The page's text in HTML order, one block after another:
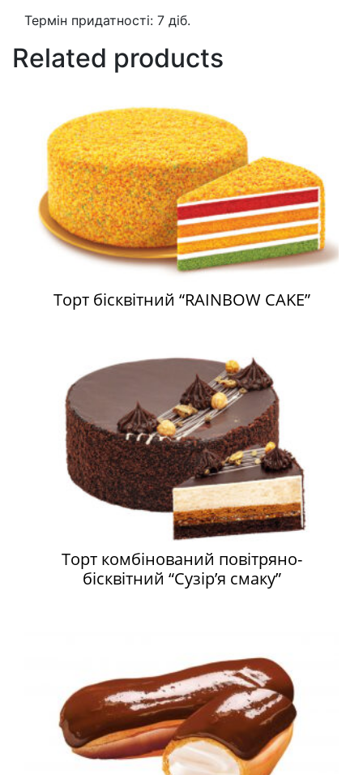
Термін придатності: 7 діб.
Related products
Торт бісквітний “RAINBOW CAKE”
Торт комбінований повітряно-
бісквітний “Сузір’я смаку”